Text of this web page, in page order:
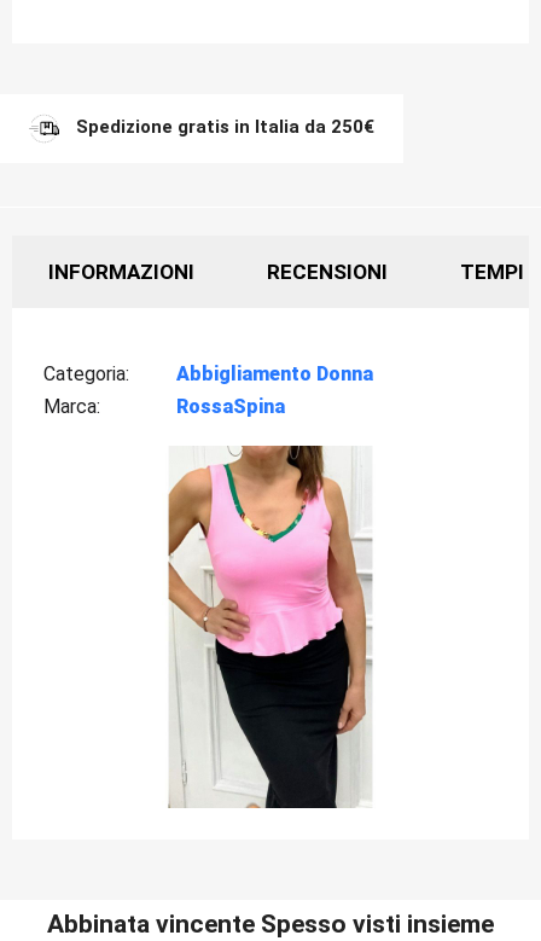
Spedizione gratis in Italia da 250€
INFORMAZIONI RECENSIONI TEMPI
Categoria
Abbigliamento Donna
Marca
RossaSpina
Abbinata vincente Spesso visti insieme